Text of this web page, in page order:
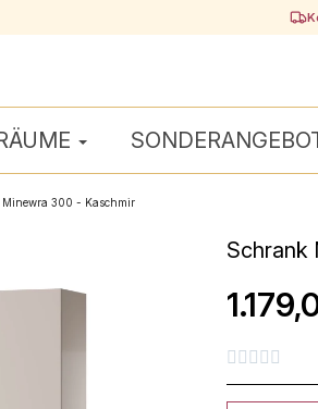
300 - Kaschmir
Schrank
    